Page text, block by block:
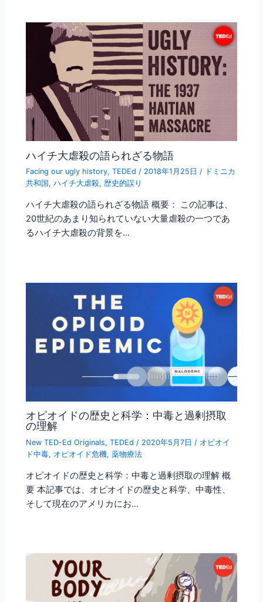
ハイチ大虐殺の語られざる物語
Facing our ugly history,TEDEd / 2018年1月25日 / ドミニカ
共和国 ,ハイチ大虐殺, 歴史的誤り
ハイチ大虐殺の語られざる物語 概要： この記事は、
20世紀のあまり知られていない大量虐殺の一つであ
るハイチ大虐殺の背景を…
オピオイドの歴史と科学：中毒と過剰摂取
の理解
New TED-Ed Originals,TEDEd / 2020年5月7日 / オピオイ
ド中毒, オピオイド危機,薬物療法
オピオイドの歴史と科学：中毒と過剰摂取の理解 概
要 本記事では、オピオイドの歴史と科学、中毒性、
そして現在のアメリカにお…